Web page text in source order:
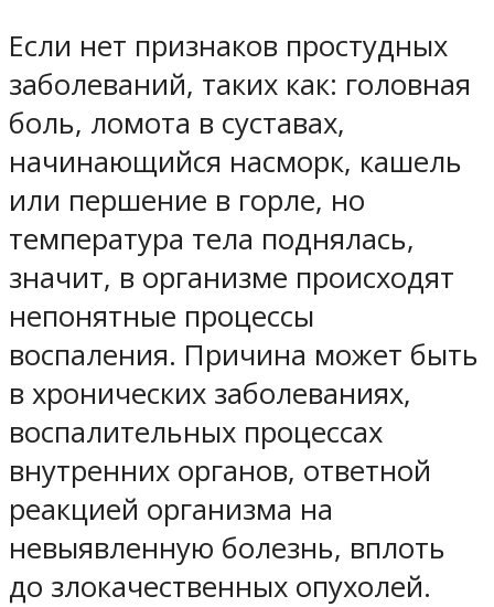
Если нет признаков простудных
заболеваний, таких как: головная
боль, ломота в суставах,
начинающийся насморк, кашель
или першение в горле, но
температура тела поднялась,
значит, в организме происходят
непонятные процессы
воспаления. Причина может быть
в хронических заболеваниях,
воспалительных процессах
внутренних органов, ответной
реакцией организма на
невыявленную болезнь, вплоть
до злокачественных опухолей.